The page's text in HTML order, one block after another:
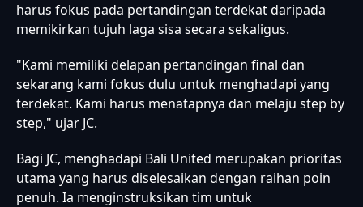
harus fokus pada pertandingan terdekat daripada
memikirkan tujuh laga sisa secara sekaligus.
"Kami memiliki delapan pertandingan final dan
sekarang kami fokus dulu untuk menghadapi yang
terdekat. Kami harus menatapnya dan melaju step by
step," ujar JC.
Bagi JC, menghadapi Bali United merupakan prioritas
utama yang harus diselesaikan dengan raihan poin
penuh. Ia menginstruksikan tim untuk